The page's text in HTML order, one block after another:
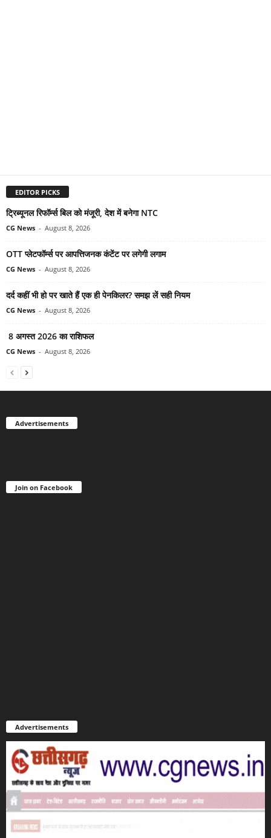
EDITOR PICKS
ट्रिब्यूनल रिफॉर्म्स बिल को मंजूरी, देश में बनेगा NTC
CG News - August 8, 2026
OTT प्लेटफॉर्म्स पर आपत्तिजनक कंटेंट पर लगेगी लगाम
CG News - August 8, 2026
दर्द कहीं भी हो पर खाते हैं एक ही पेनकिलर? समझ लें सही नियम
CG News - August 8, 2026
8 अगस्त 2026 का राशिफल
CG News - August 8, 2026
Advertisements
Join on Facebook
Advertisements